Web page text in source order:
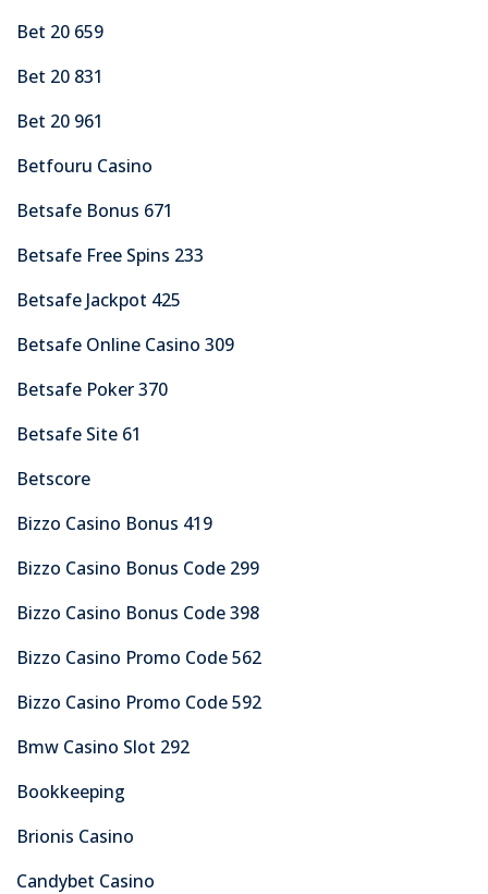
Bet 20 659
Bet 20 831
Bet 20 961
Betfouru Casino
Betsafe Bonus 671
Betsafe Free Spins 233
Betsafe Jackpot 425
Betsafe Online Casino 309
Betsafe Poker 370
Betsafe Site 61
Betscore
Bizzo Casino Bonus 419
Bizzo Casino Bonus Code 299
Bizzo Casino Bonus Code 398
Bizzo Casino Promo Code 562
Bizzo Casino Promo Code 592
Bmw Casino Slot 292
Bookkeeping
Brionis Casino
Candybet Casino